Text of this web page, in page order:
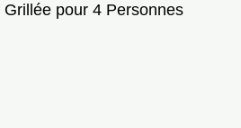
pour 4 Personnes